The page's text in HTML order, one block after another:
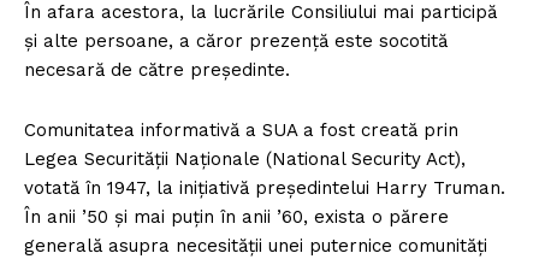
În afara acestora, la lucrările Consiliului mai participă
și alte persoane, a căror prezență este socotită
necesară de către președinte.
Comunitatea informativă a SUA a fost creată prin
Legea Securității Naționale (National Security Act),
votată în 1947, la inițiativă președintelui Harry Truman.
În anii ’50 și mai puțin în anii ’60, exista o părere
generală asupra necesității unei puternice comunități